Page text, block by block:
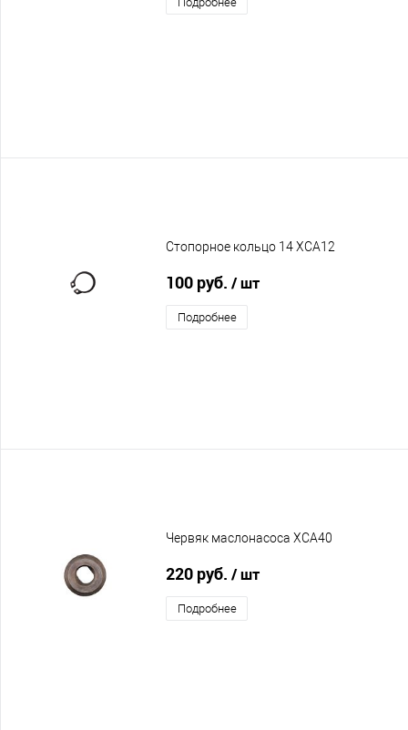
Стопорное кольцо 14 XCA12
100 руб. / шт
Подробнее
Червяк маслонасоса XCA40
220 руб. / шт
Подробнее